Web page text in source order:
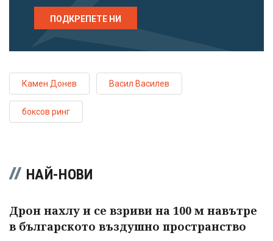
ПОДКРЕПЕТЕ НИ
Камен Донев Васил Василев
боксов ринг
НАЙ-НОВИ
Дрон нахлу и се взриви на 100 м навътре
в българското въздушно пространство